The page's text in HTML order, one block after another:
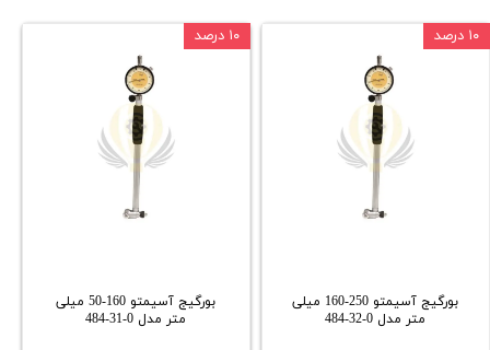
بورگیج آسیمتو 250-160 میلی
متر مدل 0-32-484
۱۰ درصد
بورگیج آسیمتو 160-50 میلی
متر مدل 0-31-484
۱۰ درصد